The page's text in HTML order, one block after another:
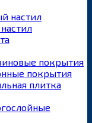
покрытия
покрытия
плитка